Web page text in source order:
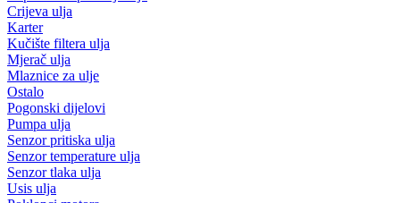
Crijeva ulja
Karter
Kučište filtera ulja
Mjerač ulja
Mlaznice za ulje
Ostalo
Pogonski dijelovi
Pumpa ulja
Senzor pritiska ulja
Senzor temperature ulja
Senzor tlaka ulja
Usis ulja